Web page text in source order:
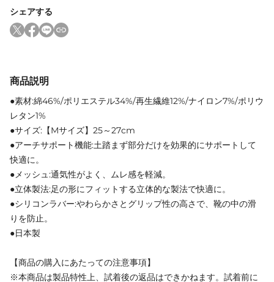
シェアする
商品説明
●素材:綿46%/ポリエステル34%/再生繊維12%/ナイロン7%/ポリウ
レタン1%
●サイズ:【Mサイズ】25～27cm
●アーチサポート機能:土踏まず部分だけを効果的にサポートして
快適に。
●メッシュ:通気性がよく、ムレ感を軽減。
●立体製法:足の形にフィットする立体的な製法で快適に。
●シリコンラバー:やわらかさとグリップ性の高さで、靴の中の滑
りを防止。
●日本製
【商品の購入にあたっての注意事項】
※本商品は製品特性上、試着後の返品はできかねます。試着前に